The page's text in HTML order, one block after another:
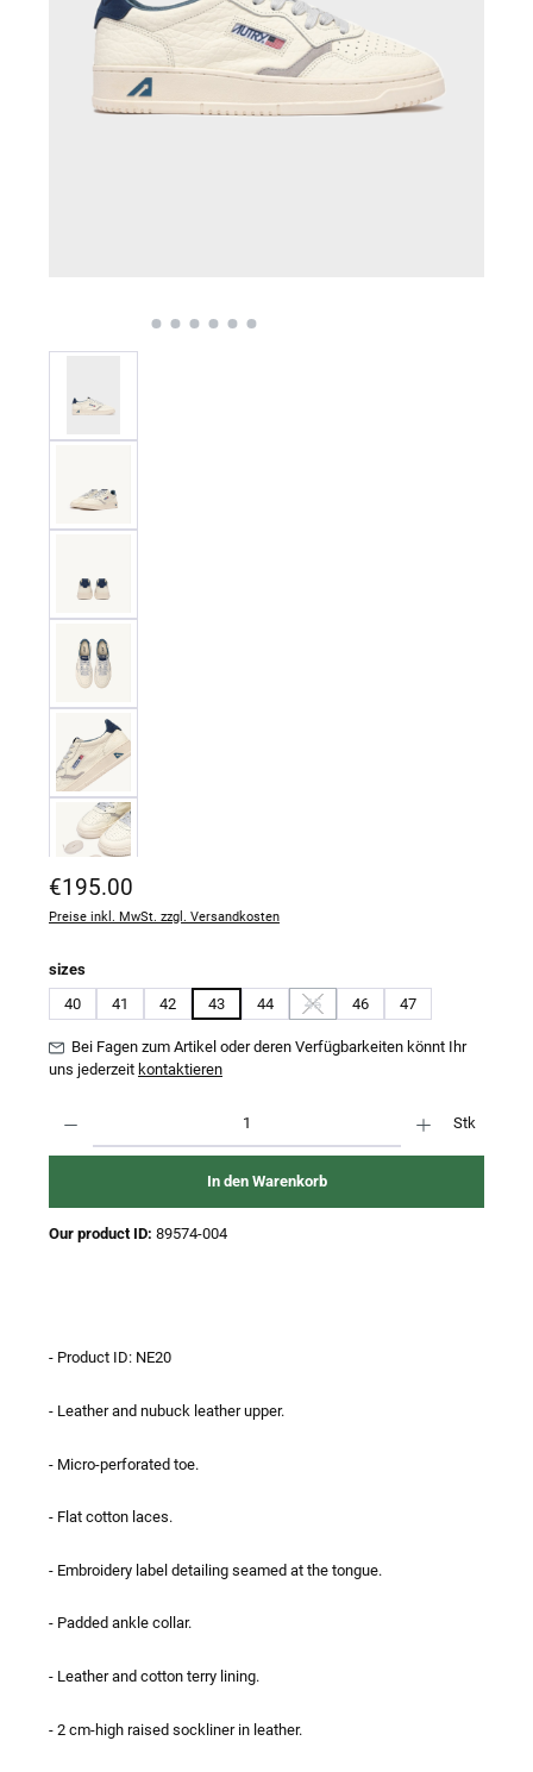
Regulärer Preis:
€195.00
Preise inkl. MwSt. zzgl. Versandkosten
sizesauswählen
40
41 42 43 44 45
(Diese Option ist zurzeit nicht
46 47
Bei Fagen zum Artikel oder deren Verfügbarkeiten könnt Ihr
uns jederzeit kontaktieren
Stk
In den Warenkorb
Our product ID: 89574-004
- Product ID: NE20
- Leather and nubuck leather upper.
- Micro-perforated toe.
- Flat cotton laces.
- Embroidery label detailing seamed at the tongue.
- Padded ankle collar.
- Leather and cotton terry lining.
- 2 cm-high raised sockliner in leather.